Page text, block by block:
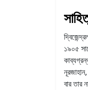
১৯০৫
বার তার